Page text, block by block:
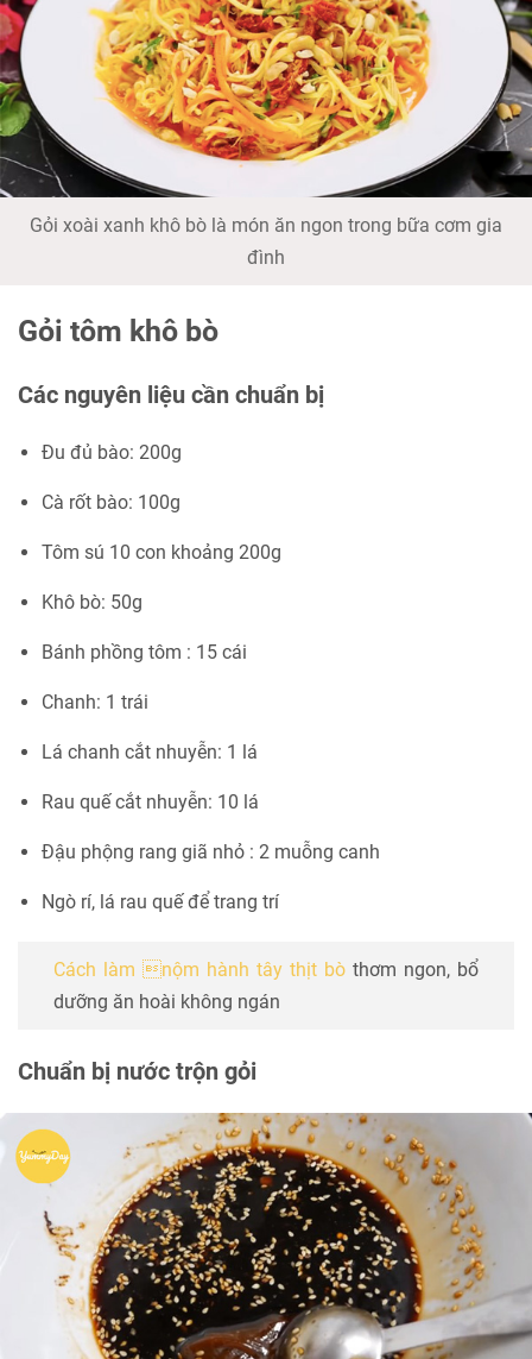
Gỏi xoài xanh khô bò là món ăn ngon trong bữa cơm gia
đình
Gỏi tôm khô bò
Các nguyên liệu cần chuẩn bị
Đu đủ bào: 200g
Cà rốt bào: 100g
Tôm sú 10 con khoảng 200g
Khô bò: 50g
Bánh phồng tôm : 15 cái
Chanh: 1 trái
Lá chanh cắt nhuyễn: 1 lá
Rau quế cắt nhuyễn: 10 lá
Đậu phộng rang giã nhỏ : 2 muỗng canh
Ngò rí, lá rau quế để trang trí
Cách làm nộm hành tây thịt bò thơm ngon, bổ
dưỡng ăn hoài không ngán
Chuẩn bị nước trộn gỏi